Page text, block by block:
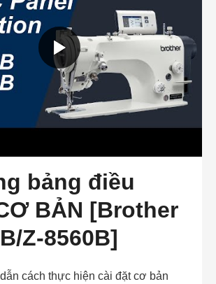
bảng điều
BẢN [Brother
Z-8560B]
cách thực hiện cài đặt cơ bản